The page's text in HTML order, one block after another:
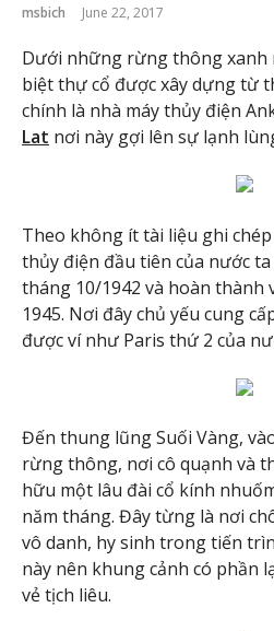
msbich June 22, 2017
Dưới những rừng thông xanh
biệt thự cổ được xây dựng từ
chính là nhà máy thủy điện
Lat nơi này gợi lên sự lạnh
Theo không ít tài liệu ghi
thủy điện đầu tiên của nước
tháng 10/1942 và hoàn thành
1945. Nơi đây chủ yếu cung
được ví như Paris thứ 2 của
Đến thung lũng Suối Vàng,
rừng thông, nơi cô quạnh và
hữu một lâu đài cổ kính
năm tháng. Đây từng là nơi
vô danh, hy sinh trong tiến
này nên khung cảnh có phần
vẻ tịch liêu.